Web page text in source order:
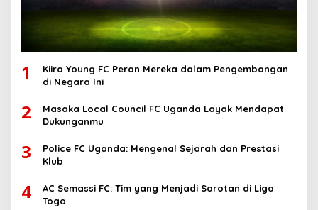
1
Kiira Young FC Peran Mereka dalam Pengembangan
di Negara Ini
2
Masaka Local Council FC Uganda Layak Mendapat
Dukunganmu
3
Police FC Uganda: Mengenal Sejarah dan Prestasi
Klub
4
AC Semassi FC: Tim yang Menjadi Sorotan di Liga
Togo